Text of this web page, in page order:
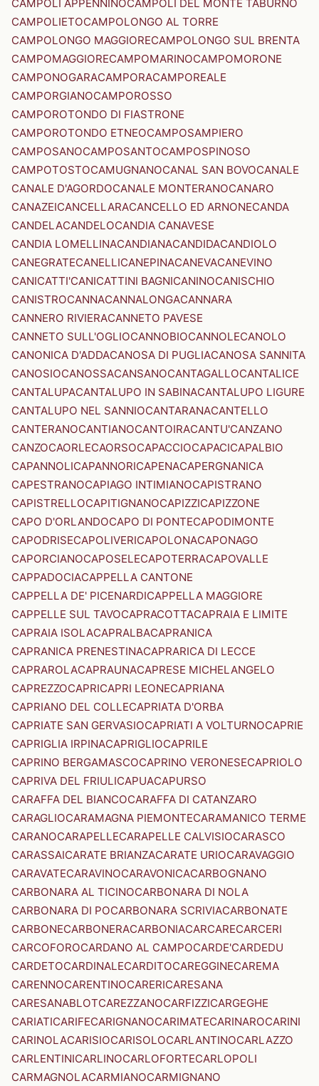
CAMPOLI APPENNINOCAMPOLI DEL MONTE TABURNO
CAMPOLIETOCAMPOLONGO AL TORRE
CAMPOLONGO MAGGIORECAMPOLONGO SUL BRENTA
CAMPOMAGGIORECAMPOMARINOCAMPOMORONE
CAMPONOGARACAMPORACAMPOREALE
CAMPORGIANOCAMPOROSSO
CAMPOROTONDO DI FIASTRONE
CAMPOROTONDO ETNEOCAMPOSAMPIERO
CAMPOSANOCAMPOSANTOCAMPOSPINOSO
CAMPOTOSTOCAMUGNANOCANAL SAN BOVOCANALE
CANALE D'AGORDOCANALE MONTERANOCANARO
CANAZEICANCELLARACANCELLO ED ARNONECANDA
CANDELACANDELOCANDIA CANAVESE
CANDIA LOMELLINACANDIANACANDIDACANDIOLO
CANEGRATECANELLICANEPINACANEVACANEVINO
CANICATTI'CANICATTINI BAGNICANINOCANISCHIO
CANISTROCANNACANNALONGACANNARA
CANNERO RIVIERACANNETO PAVESE
CANNETO SULL'OGLIOCANNOBIOCANNOLECANOLO
CANONICA D'ADDACANOSA DI PUGLIACANOSA SANNITA
CANOSIOCANOSSACANSANOCANTAGALLOCANTALICE
CANTALUPACANTALUPO IN SABINACANTALUPO LIGURE
CANTALUPO NEL SANNIOCANTARANACANTELLO
CANTERANOCANTIANOCANTOIRACANTU'CANZANO
CANZOCAORLECAORSOCAPACCIOCAPACICAPALBIO
CAPANNOLICAPANNORICAPENACAPERGNANICA
CAPESTRANOCAPIAGO INTIMIANOCAPISTRANO
CAPISTRELLOCAPITIGNANOCAPIZZICAPIZZONE
CAPO D'ORLANDOCAPO DI PONTECAPODIMONTE
CAPODRISECAPOLIVERICAPOLONACAPONAGO
CAPORCIANOCAPOSELECAPOTERRACAPOVALLE
CAPPADOCIACAPPELLA CANTONE
CAPPELLA DE' PICENARDICAPPELLA MAGGIORE
CAPPELLE SUL TAVOCAPRACOTTACAPRAIA E LIMITE
CAPRAIA ISOLACAPRALBACAPRANICA
CAPRANICA PRENESTINACAPRARICA DI LECCE
CAPRAROLACAPRAUNACAPRESE MICHELANGELO
CAPREZZOCAPRICAPRI LEONECAPRIANA
CAPRIANO DEL COLLECAPRIATA D'ORBA
CAPRIATE SAN GERVASIOCAPRIATI A VOLTURNOCAPRIE
CAPRIGLIA IRPINACAPRIGLIOCAPRILE
CAPRINO BERGAMASCOCAPRINO VERONESECAPRIOLO
CAPRIVA DEL FRIULICAPUACAPURSO
CARAFFA DEL BIANCOCARAFFA DI CATANZARO
CARAGLIOCARAMAGNA PIEMONTECARAMANICO TERME
CARANOCARAPELLECARAPELLE CALVISIOCARASCO
CARASSAICARATE BRIANZACARATE URIOCARAVAGGIO
CARAVATECARAVINOCARAVONICACARBOGNANO
CARBONARA AL TICINOCARBONARA DI NOLA
CARBONARA DI POCARBONARA SCRIVIACARBONATE
CARBONECARBONERACARBONIACARCARECARCERI
CARCOFOROCARDANO AL CAMPOCARDE'CARDEDU
CARDETOCARDINALECARDITOCAREGGINECAREMA
CARENNOCARENTINOCARERICARESANA
CARESANABLOTCAREZZANOCARFIZZICARGEGHE
CARIATICARIFECARIGNANOCARIMATECARINAROCARINI
CARINOLACARISIOCARISOLOCARLANTINOCARLAZZO
CARLENTINICARLINOCARLOFORTECARLOPOLI
CARMAGNOLACARMIANOCARMIGNANO